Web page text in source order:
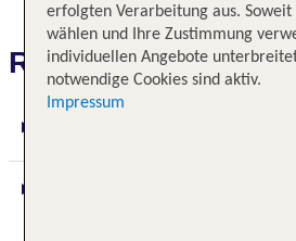
Reiseverlauf
erfolgten Verarbeitung aus. Soweit
wählen und Ihre Zustimmung
individuellen Angebote
notwendige Cookies sind aktiv.
Impressum